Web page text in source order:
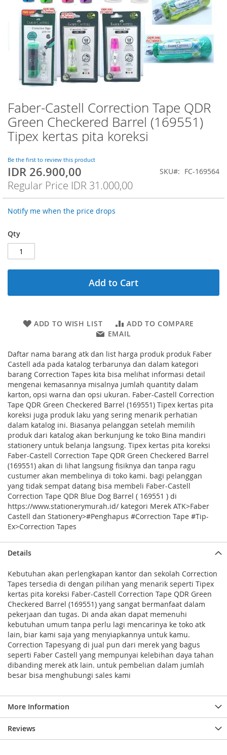
Faber-Castell Correction Tape QDR
Green Checkered Barrel (169551)
Tipex kertas pita koreksi
Be the first to review this product
Special
Price
IDR 26.900,00
Regular Price IDR 31.000,00
SKU FC-169564
Notify me when the price drops
Qty
Add to Cart
ADD TO WISH LIST
ADD TO COMPARE
EMAIL
Daftar nama barang atk dan list harga produk produk Faber
Castell ada pada katalog terbarunya dan dalam kategori
barang Correction Tapes kita bisa melihat informasi detail
mengenai kemasannya misalnya jumlah quantity dalam
karton, opsi warna dan opsi ukuran. Faber-Castell Correction
Tape QDR Green Checkered Barrel (169551) Tipex kertas pita
koreksi juga produk laku yang sering menarik perhatian
dalam katalog ini. Biasanya pelanggan setelah memilih
produk dari katalog akan berkunjung ke toko Bina mandiri
stationery untuk belanja langsung. Tipex kertas pita koreksi
Faber-Castell Correction Tape QDR Green Checkered Barrel
(169551) akan di lihat langsung fisiknya dan tanpa ragu
custumer akan membelinya di toko kami. bagi pelanggan
yang tidak sempat datang bisa membeli Faber-Castell
Correction Tape QDR Blue Dog Barrel ( 169551 ) di
https://www.stationerymurah.id/ kategori Merek ATK>Faber
Castell dan Stationery>#Penghapus #Correction Tape #Tip-
Ex>Correction Tapes
Skip
to
the
beginning
the
images
gallery
Details
Kebutuhan akan perlengkapan kantor dan sekolah Correction
Tapes tersedia di dengan pilihan yang menarik seperti Tipex
kertas pita koreksi Faber-Castell Correction Tape QDR Green
Checkered Barrel (169551) yang sangat bermanfaat dalam
pekerjaan dan tugas. Di anda akan dapat memenuhi
kebutuhan umum tanpa perlu lagi mencarinya ke toko atk
lain, biar kami saja yang menyiapkannya untuk kamu.
Correction Tapesyang di jual pun dari merek yang bagus
seperti Faber Castell yang mempunyai kelebihan daya tahan
dibanding merek atk lain. untuk pembelian dalam jumlah
besar bisa menghubungi sales kami
More Information
Reviews